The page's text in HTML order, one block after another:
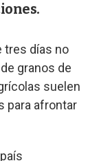
tres días no
granos de
suelen
para afrontar